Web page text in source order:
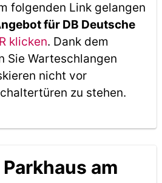
folgenden Link gelangen
für DB Deutsche
klicken. Dank dem
Sie Warteschlangen
nicht vor
zu stehen.
am